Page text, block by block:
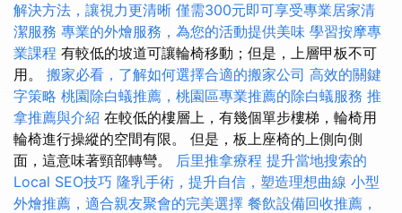
解決方法，讓視力更清晰 僅需300元即可享受專業居家清
潔服務 專業的外燴服務，為您的活動提供美味 學習按摩專
業課程 有較低的坡道可讓輪椅移動；但是，上層甲板不可
用。 搬家必看，了解如何選擇合適的搬家公司 高效的關鍵
字策略 桃園除白蟻推薦，桃園區專業推薦的除白蟻服務 推
拿推薦與介紹 在較低的樓層上，有幾個單步樓梯，輪椅用
輪椅進行操縱的空間有限。 但是，板上座椅的上側向側
面，這意味著頸部轉彎。 后里推拿療程 提升當地搜索的
Local SEO技巧 隆乳手術，提升自信，塑造理想曲線 小型
外燴推薦，適合親友聚會的完美選擇 餐飲設備回收推薦，